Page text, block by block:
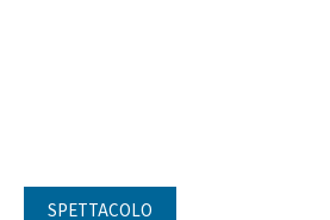
SPETTACOLO